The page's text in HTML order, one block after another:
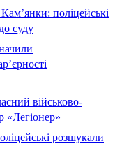
поліцейські
суду
військово-
«Легіонер»
розшукали